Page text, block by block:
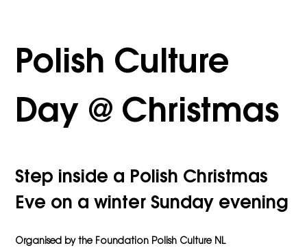
Polish Culture
Day @ Christmas
Step inside a Polish Christmas
Eve on a winter Sunday evening
Organised by the Foundation Polish Culture NL